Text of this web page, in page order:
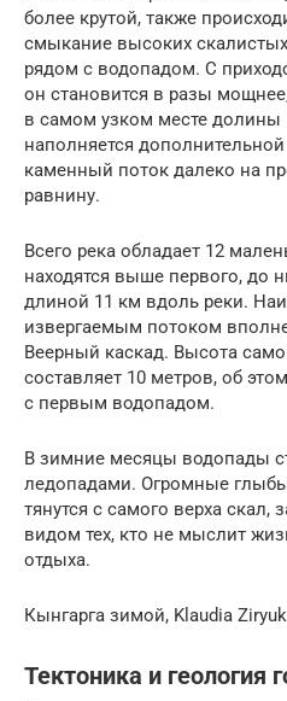
более крутой, также
смыкание высоких
рядом с водопадом. С
он становится в разы
в самом узком месте долины
наполняется
каменный поток далеко на
равнину.
Всего река обладает 12
находятся выше первого, до
длиной 11 км вдоль реки.
извергаемым потоком
Веерный каскад. Высота
составляет 10 метров, об
с первым водопадом.
В зимние месяцы водопады
ледопадами. Огромные глыбы
тянутся с самого верха
видом тех, кто не мыслит
отдыха.
Кынгарга зимой, Klaudia
Тектоника и геология